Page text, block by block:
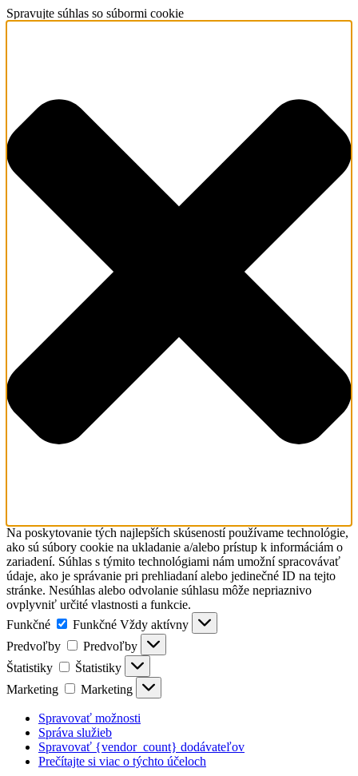
Spravujte súhlas so súbormi cookie
Na poskytovanie tých najlepších skúseností používame technológie,
ako sú súbory cookie na ukladanie a/alebo prístup k informáciám o
zariadení. Súhlas s týmito technológiami nám umožní spracovávať
údaje, ako je správanie pri prehliadaní alebo jedinečné ID na tejto
stránke. Nesúhlas alebo odvolanie súhlasu môže nepriaznivo
ovplyvniť určité vlastnosti a funkcie.
Funkčné
Funkčné Vždy aktívny
Predvoľby
Predvoľby
Štatistiky
Štatistiky
Marketing
Marketing
Spravovať možnosti
Správa služieb
Spravovať {vendor_count} dodávateľov
Prečítajte si viac o týchto účeloch